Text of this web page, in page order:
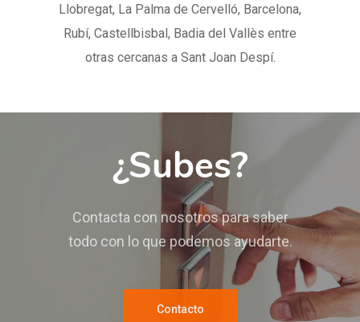
Llobregat, La Palma de Cervelló, Barcelona,
Rubí, Castellbisbal, Badia del Vallès entre
otras cercanas a Sant Joan Despí.
¿Subes?
Contacta con nosotros para saber
todo con lo que podemos ayudarte.
Contacto